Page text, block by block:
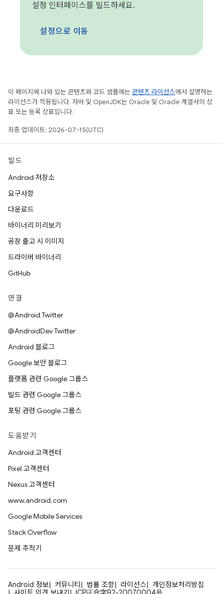
설정 인터페이스를 빌드하세요.
설정으로 이동
이 페이지에 나와 있는 콘텐츠와 코드 샘플에는 콘텐츠 라이선스에서 설명하는
라이선스가 적용됩니다. 자바 및 OpenJDK는 Oracle 및 Oracle 계열사의 상
표 또는 등록 상표입니다.
최종 업데이트: 2026-07-15(UTC)
빌드
Android 저장소
요구사항
다운로드
바이너리 미리보기
공장 출고 시 이미지
드라이버 바이너리
GitHub
연결
@Android Twitter
@AndroidDev Twitter
Android 블로그
Google 보안 블로그
플랫폼 관련 Google 그룹스
빌드 관련 Google 그룹스
포팅 관련 Google 그룹스
도움받기
Android 고객센터
Pixel 고객센터
Nexus 고객센터
www.android.com
Google Mobile Services
Stack Overflow
문제 추적기
Android 정보 커뮤니티 법률 조항 라이선스
개인정보처리방침